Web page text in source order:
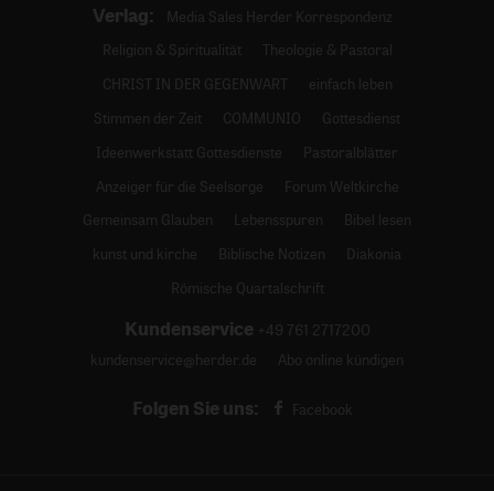
Verlag:
Media Sales Herder Korrespondenz
Religion & Spiritualität
Theologie & Pastoral
CHRIST IN DER GEGENWART
einfach leben
Stimmen der Zeit
COMMUNIO
Gottesdienst
Ideenwerkstatt Gottesdienste
Pastoralblätter
Anzeiger für die Seelsorge
Forum Weltkirche
Gemeinsam Glauben
Lebensspuren
Bibel lesen
kunst und kirche
Biblische Notizen
Diakonia
Römische Quartalschrift
Kundenservice +49 761 2717200
kundenservice@herder.de
Abo online kündigen
Folgen Sie uns: Facebook